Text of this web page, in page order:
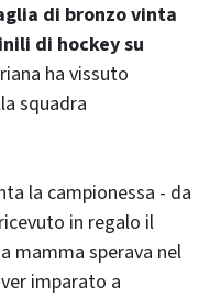
di bronzo vinta
di hockey su
ha vissuto
squadra
la campionessa - da
in regalo il
mamma sperava nel
imparato a